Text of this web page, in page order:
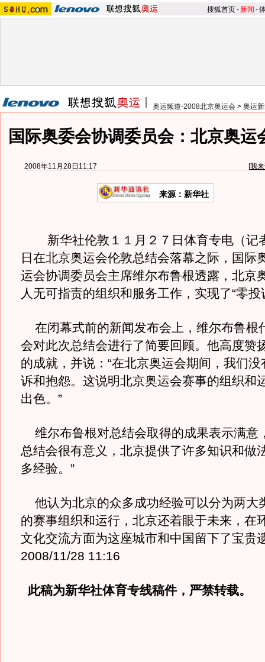
搜狐首页-新闻 -
奥运频道-2008北京奥运会 > 奥运
国际奥委会协调委员会：北京奥运
2008年11月28日11:17 [我
来源：新华社
新华社伦敦１１月２７日体育专电（记
日在北京奥运会伦敦总结会落幕之际，国际
运会协调委员会主席维尔布鲁根透露，北京
人无可指责的组织和服务工作，实现了“零投
在闭幕式前的新闻发布会上，维尔布鲁根
会对此次总结会进行了简要回顾。他高度赞
的成就，并说：“在北京奥运会期间，我们
诉和抱怨。这说明北京奥运会赛事的组织和
出色。”
维尔布鲁根对总结会取得的成果表示满意
总结会很有意义，北京提供了许多知识和做
多经验。”
他认为北京的众多成功经验可以分为两大
的赛事组织和运行，北京还着眼于未来，在
文化交流方面为这座城市和中国留下了宝贵
2008/11/28 11:16
此稿为新华社体育专线稿件，严禁转载。